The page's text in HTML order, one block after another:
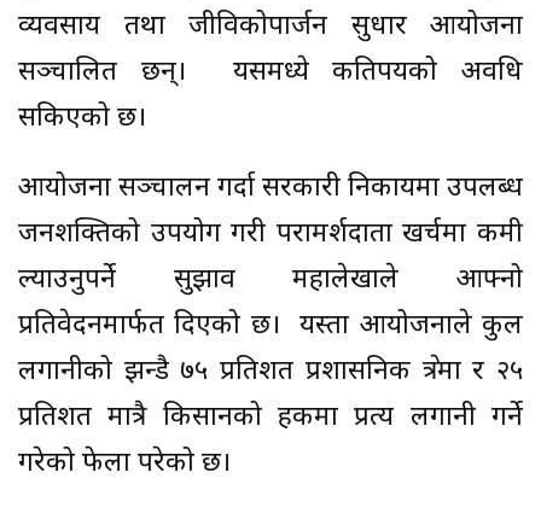
व्यवसाय तथा जीविकोपार्जन सुधार आयोजना
सञ्चालित छन्। यसमध्ये कतिपयको अवधि
सकिएको छ।
आयोजना सञ्चालन गर्दा सरकारी निकायमा उपलब्ध
जनशक्तिको उपयोग गरी परामर्शदाता खर्चमा कमी
ल्याउनुपर्ने सुझाव महालेखाले आफ्नो
प्रतिवेदनमार्फत दिएको छ। यस्ता आयोजनाले कुल
लगानीको झन्डै ७५ प्रतिशत प्रशासनिक क्षेत्रमा र २५
प्रतिशत मात्रै किसानको हकमा प्रत्यक्ष लगानी गर्ने
गरेको फेला परेको छ।